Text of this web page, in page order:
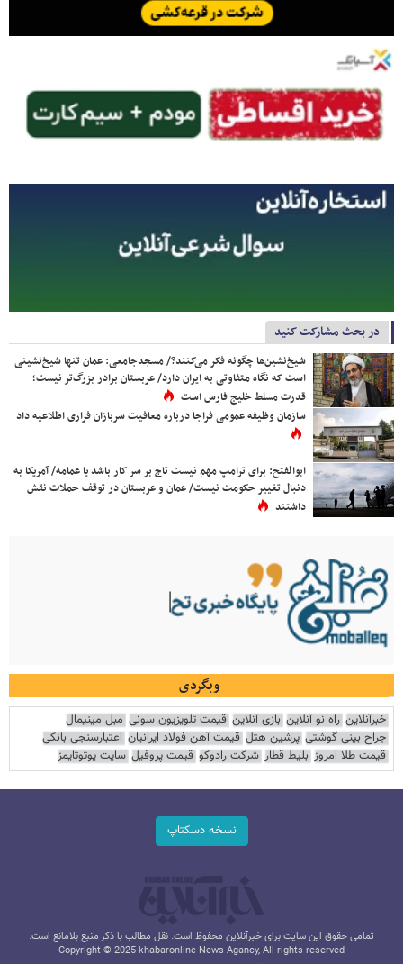
در بحث مشارکت کنید
شیخ‌نشین‌ها چگونه فکر می‌کنند؟/ مسجدجامعی: عمان تنها شیخ‌نشینی
است که نگاه متفاوتی به ایران دارد/ عربستان برادر بزرگ‌تر نیست؛
قدرت مسلط خلیج فارس است
سازمان وظیفه عمومی فراجا درباره معافیت سربازان فراری اطلاعیه داد
ابوالفتح: برای ترامپ مهم نیست تاج بر سر کار باشد یا عمامه/ آمریکا به
دنبال تغییر حکومت نیست/ عمان و عربستان در توقف حملات نقش
داشتند
وبگردی
خبرآنلاین راه نو آنلاین بازی آنلاین قیمت تلویزیون سونی مبل مینیمال
جراح بینی گوشتی پرشین هتل قیمت آهن فولاد ایرانیان اعتبارسنجی بانکی
قیمت طلا امروز بلیط قطار شرکت رادوکو قیمت پروفیل سایت یوتوتایمز
نسخه دسکتاپ
تمامی حقوق این سایت برای خبرآنلاین محفوظ است. نقل مطالب با ذکر منبع بلامانع است.
Copyright © 2025 khabaronline News Agancy, All rights reserved